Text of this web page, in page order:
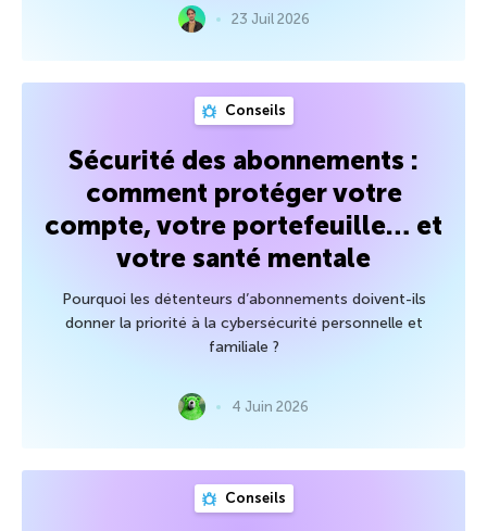
23 Juil 2026
Conseils
Sécurité des abonnements :
comment protéger votre
compte, votre portefeuille… et
votre santé mentale
Pourquoi les détenteurs d’abonnements doivent-ils
donner la priorité à la cybersécurité personnelle et
familiale ?
4 Juin 2026
Conseils